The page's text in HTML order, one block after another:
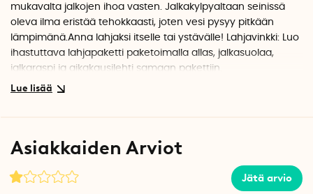
mukavalta jalkojen ihoa vasten. Jalkakylpyaltaan seinissä
oleva ilma eristää tehokkaasti, joten vesi pysyy pitkään
lämpimänä.Anna lahjaksi itselle tai ystävälle! Lahjavinkki: Luo
ihastuttava lahjapaketti paketoimalla allas, jalkasuolaa,
jalkaraspi ja aikakausilehti samaan pakettiin.
Asiakkaiden Arviot
Jätä arvio